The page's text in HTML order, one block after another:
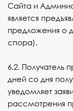
Сайта и
является
предложения о
спора).
6.2. Получатель
дней со дня
уведомляет
рассмотрения